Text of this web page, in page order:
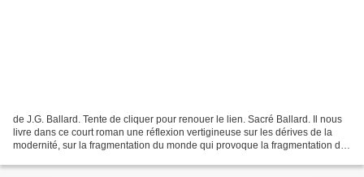
de J.G. Ballard. Tente de cliquer pour renouer le lien. Sacré Ballard. Il nous
livre dans ce court roman une réflexion vertigineuse sur les dérives de la
modernité, sur la fragmentation du monde qui provoque la fragmentation des